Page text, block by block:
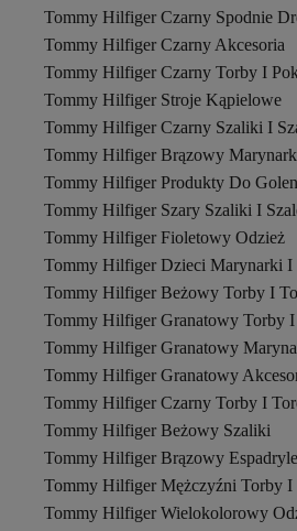
Tommy Hilfiger Czarny Spodnie
Tommy Hilfiger Czarny Akcesoria
Tommy Hilfiger Czarny Torby I
Tommy Hilfiger Stroje Kąpielowe
Tommy Hilfiger Czarny Szaliki I
Tommy Hilfiger Brązowy
Tommy Hilfiger Produkty Do
Tommy Hilfiger Szary Szaliki I
Tommy Hilfiger Fioletowy Odzież
Tommy Hilfiger Dzieci Marynarki I
Tommy Hilfiger Beżowy Torby I
Tommy Hilfiger Granatowy Torby
Tommy Hilfiger Granatowy
Tommy Hilfiger Granatowy
Tommy Hilfiger Czarny Torby I
Tommy Hilfiger Beżowy Szaliki
Tommy Hilfiger Brązowy Espadryle
Tommy Hilfiger Mężczyźni Torby I
Tommy Hilfiger Wielokolorowy